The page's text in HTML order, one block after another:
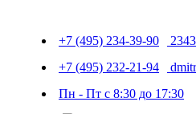
+7 (495) 234-39-90
+7 (495) 232-21-94
Пн - Пт с 8:30 до 17:30